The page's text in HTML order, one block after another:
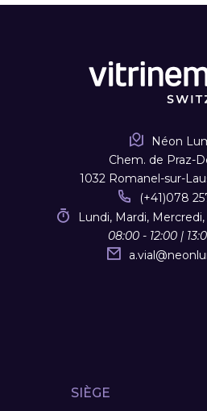
Néon
Chem. de Praz-
1032 Romanel-sur-
(+41)078
Lundi, Mardi,
08:00 - 12:00 |
a.vial@
SIÈGE